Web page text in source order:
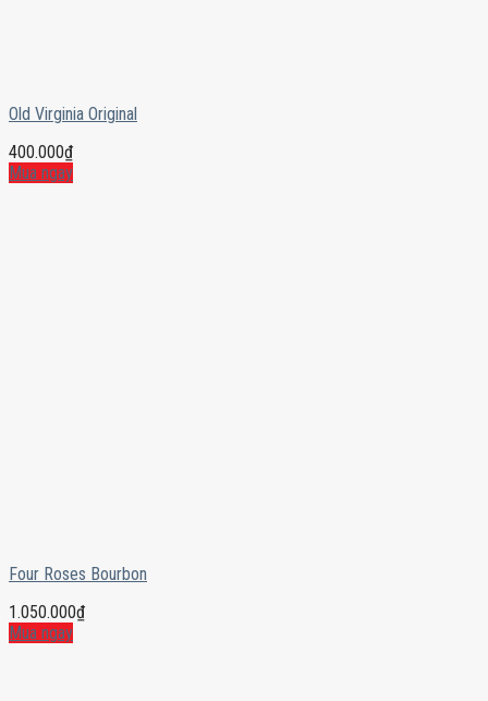
Old Virginia Original
400.000₫
Mua ngay
Four Roses Bourbon
1.050.000₫
Mua ngay